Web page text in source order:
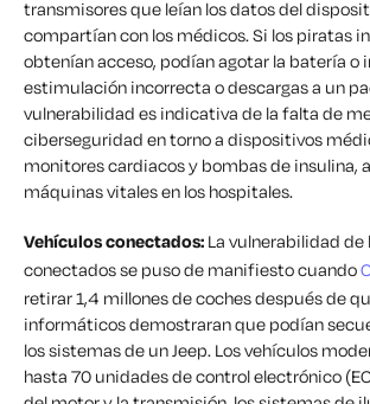
transmisores que leían los datos del
compartían con los médicos. Si los piratas
obtenían acceso, podían agotar la batería o
estimulación incorrecta o descargas a un
vulnerabilidad es indicativa de la falta de
ciberseguridad en torno a dispositivos
monitores cardiacos y bombas de insulina,
máquinas vitales en los hospitales.
Vehículos conectados: La vulnerabilidad de
conectados se puso de manifiesto cuando
retirar 1,4 millones de coches después de
informáticos demostraran que podían
los sistemas de un Jeep. Los vehículos
hasta 70 unidades de control electrónico